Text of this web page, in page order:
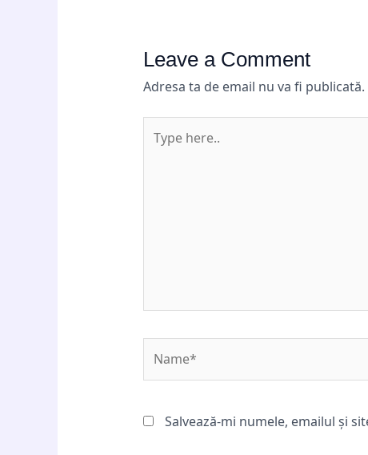
Leave a Comment
Adresa ta de email nu va fi publicată.
here..
Salvează-mi numele, emailul și